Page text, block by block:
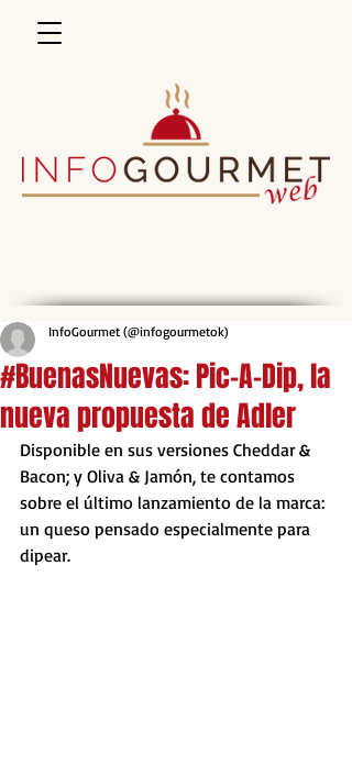
#BuenasNuevas: Pic-A-Dip, la
nueva propuesta de Adler
InfoGourmet (@infogourmetok)
Disponible en sus versiones Cheddar &
Bacon; y Oliva & Jamón, te contamos
sobre el último lanzamiento de la marca:
un queso pensado especialmente para
dipear.